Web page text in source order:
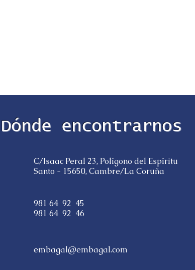
Dónde encontrarnos
C/Isaac Peral 23, Polígono del Espíritu
Santo - 15650, Cambre/La Coruña
981 64 92 45
981 64 92 46
embagal@embagal.com